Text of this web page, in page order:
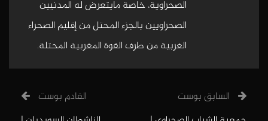
الصحراوية، خاصة مايتعرض له المدنيين
الصحراويين بالجزء المحتل من إقليم الصحراء
الغربية من طرف القوة المغربية المحتلة.
السابق بوست
القادم بوست